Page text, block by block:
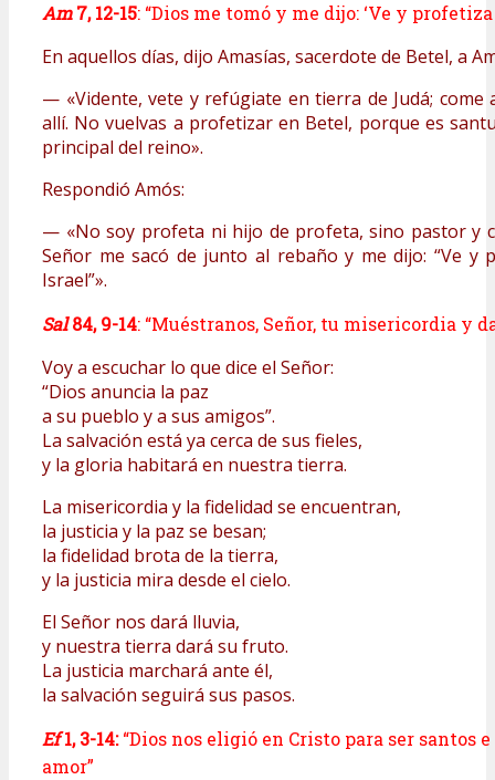
Am7, 12-15: “Dios me tomó y me dijo: ‘Ve y profetiza
En aquellos días, dijo Amasías, sacerdote de Betel, a
— «Vidente, vete y refúgiate en tierra de Judá;
allí. No vuelvas a profetizar en Betel, porque es
principal del reino».
Respondió Amós:
— «No soy profeta ni hijo de profeta, sino pastor y
Señor me sacó de junto al rebaño y me dijo: “Ve y
Israel”».
Sal84, 9-14: “Muéstranos, Señor, tu misericordia y
Voy a escuchar lo que dice el Señor:
“Dios anuncia la paz
a su pueblo y a sus amigos”.
La salvación está ya cerca de sus fieles,
y la gloria habitará en nuestra tierra.
La misericordia y la fidelidad se encuentran,
la justicia y la paz se besan;
la fidelidad brota de la tierra,
y la justicia mira desde el cielo.
El Señor nos dará lluvia,
y nuestra tierra dará su fruto.
La justicia marchará ante él,
la salvación seguirá sus pasos.
Ef1, 3-14:“Dios nos eligió en Cristo para ser santos
amor”